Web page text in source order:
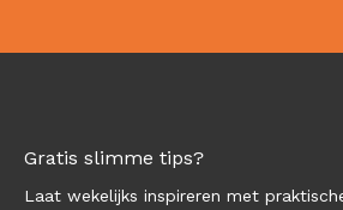
Gratis slimme tips?
Laat wekelijks inspireren met